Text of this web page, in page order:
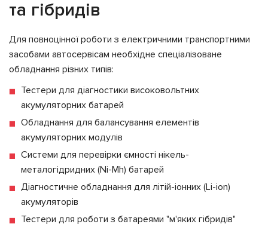
та гібридів
Для повноцінної роботи з електричними транспортними
засобами автосервісам необхідне спеціалізоване
обладнання різних типів:
Тестери для діагностики високовольтних
акумуляторних батарей
Обладнання для балансування елементів
акумуляторних модулів
Системи для перевірки ємності нікель-
металогідридних (Ni-Mh) батарей
Діагностичне обладнання для літій-іонних (Li-ion)
акумуляторів
Тестери для роботи з батареями "м'яких гібридів"